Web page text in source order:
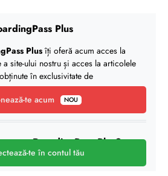
Plus
Plusîți oferă acum acces la
site-ului nostru și acces la articolele
în exclusivitate de
te acum
NOU
BoardingPass Plus?
te în contul tău